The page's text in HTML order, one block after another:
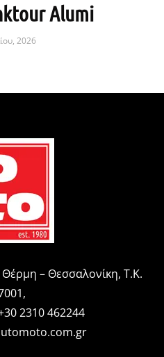
Alumi
2026
– Θεσσαλονίκη, Τ.Κ.
2310 462244